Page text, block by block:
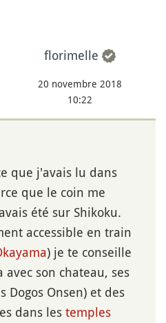
florimelle
20 novembre 2018
10:22
que j'avais lu dans
que le coin me
été sur Shikoku.
accessible en train
) je te conseille
son chateau, ses
Dogos Onsen) et des
dans les temples